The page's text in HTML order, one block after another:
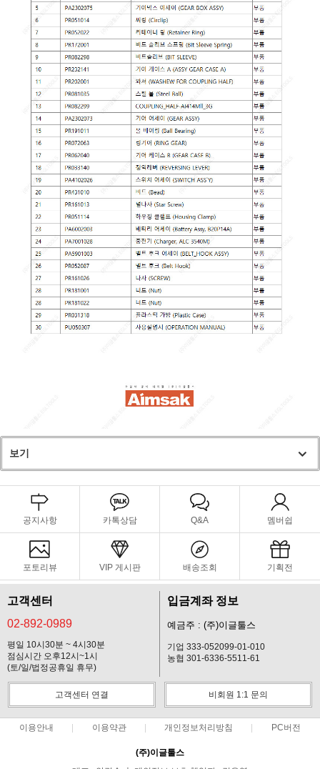
보기
공지사항 카톡상담 Q&A 멤버쉽
포토리뷰 VIP 게시판 배송조회 기획전
고객센터
02-892-0989
평일 10시30분 ~ 4시30분
점심시간 오후12시~1시
(토/일/법정공휴일 휴무)
입금계좌 정보
예금주 : (주)이글툴스
기업 333-052099-01-010
농협 301-6336-5511-61
고객센터 연결 비회원 1:1 문의
이용안내 이용약관 개인정보처리방침 PC버전
(주)이글툴스